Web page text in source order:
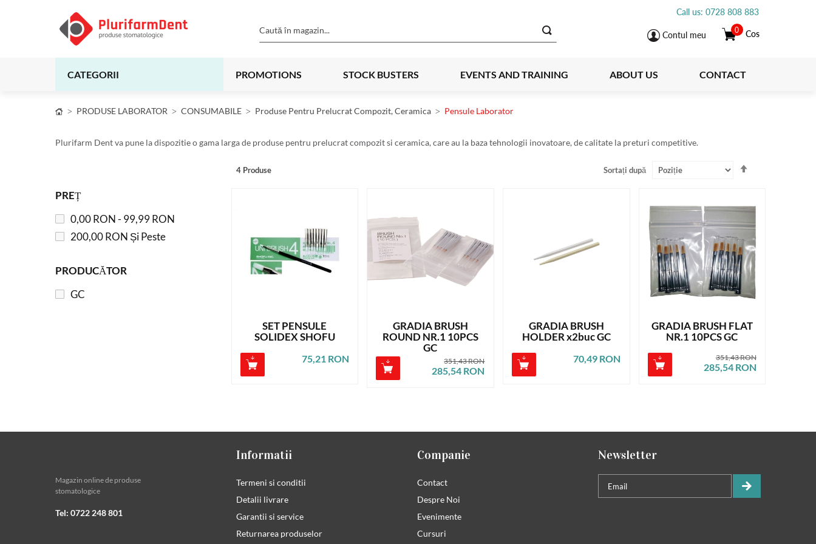
Cos
0
Contul meu
Call us: 0728 808 883
CATEGORII PROMOTIONS STOCK BUSTERS EVENTS AND TRAINING ABOUT US CONTACT
PRODUSE LABORATOR CONSUMABILE Produse Pentru Prelucrat Compozit, Ceramica Pensule Laborator
Plurifarm Dent va pune la dispozitie o gama larga de produse pentru prelucrat compozit si ceramica, care au la baza tehnologii inovatoare, de calitate la preturi competitive.
4Produse Sortați după
SET PENSULE
SOLIDEX SHOFU
75,21 RON
GRADIA BRUSH
ROUND NR.1 10PCS
GC
285,54 RON
351,43 RON
GRADIA BRUSH
HOLDER x2buc GC
70,49 RON
GRADIA BRUSH FLAT
NR.1 10PCS GC
285,54 RON
351,43 RON
PREȚ
0,00 RON- 99,99 RON
200,00 RON Și Peste
PRODUCĂTOR
GC
Magazin online de produse
stomatologice
Tel: 0722 248 801
Informatii
Termeni si conditii
Detalii livrare
Garantii si service
Returnarea produselor
Companie
Contact
Despre Noi
Evenimente
Cursuri
Newsletter